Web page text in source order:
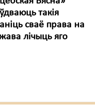
такія
сваё права на
лічыць яго